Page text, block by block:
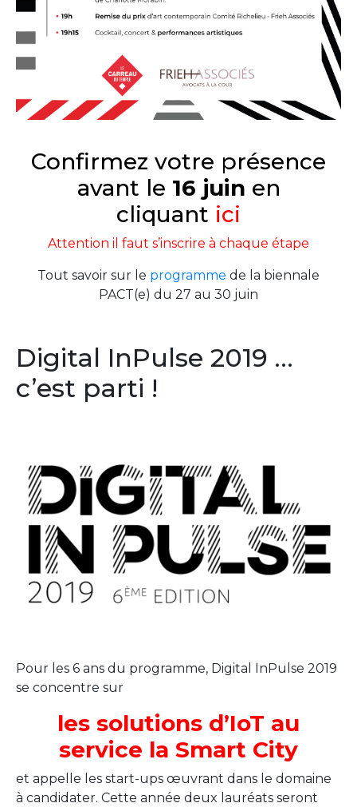
Confirmez votre présence
avant le 16 juin en
cliquant ici
Attention il faut s’inscrire à chaque étape
Tout savoir sur le programme de la biennale
PACT(e) du 27 au 30 juin
Digital InPulse 2019 …
c’est parti !
Pour les 6 ans du programme, Digital InPulse 2019
se concentre sur
les solutions d’IoT au
service la Smart City
et appelle les start-ups œuvrant dans le domaine
à candidater. Cette année deux lauréats seront